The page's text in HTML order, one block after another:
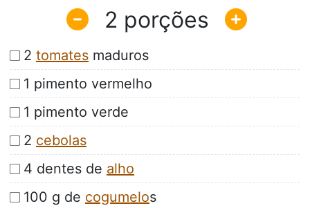
2
2 tomates maduros
1 pimento vermelho
1 pimento verde
2 cebolas
4 dentes de alho
100 g de cogumelos